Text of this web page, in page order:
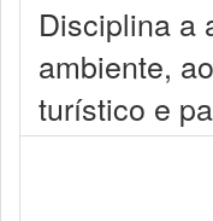
Disciplina a
ambiente,
turístico e